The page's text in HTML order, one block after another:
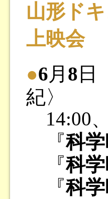
山形ド
上映会
●6月 8 日
紀〉
14:00
『科
『科
『科